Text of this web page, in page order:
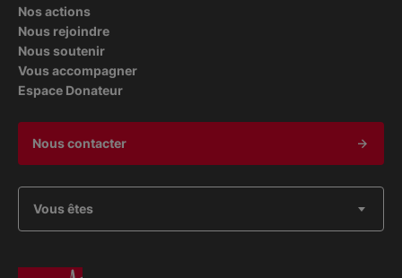
Nos actions
Nous rejoindre
Nous soutenir
Vous accompagner
Espace Donateur
Nous contacter
Vous êtes